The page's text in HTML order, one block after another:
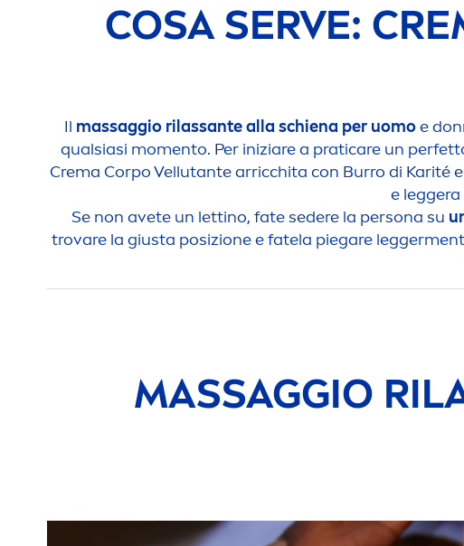
COSA SERVE:
Il massaggio rilassante alla schiena per uomoe
qualsiasi momento. Per iniziare a praticare un
Crema Corpo Vellutante arricchita con Burro di Karité
e
Se non avete un lettino, fate sedere la persona su
trovare la giusta posizione e fatela piegare leggermen
MASSAGGIO